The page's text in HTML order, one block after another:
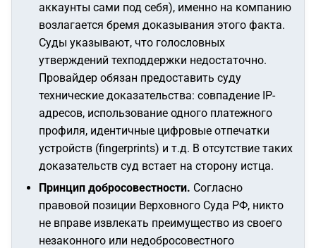
аккаунты сами под себя), именно на компанию
возлагается бремя доказывания этого факта.
Суды указывают, что голословных
утверждений техподдержки недостаточно.
Провайдер обязан предоставить суду
технические доказательства: совпадение IP-
адресов, использование одного платежного
профиля, идентичные цифровые отпечатки
устройств (fingerprints) и т.д. В отсутствие таких
доказательств суд встает на сторону истца.
Принцип добросовестности. Согласно
правовой позиции Верховного Суда РФ, никто
не вправе извлекать преимущество из своего
незаконного или недобросовестного